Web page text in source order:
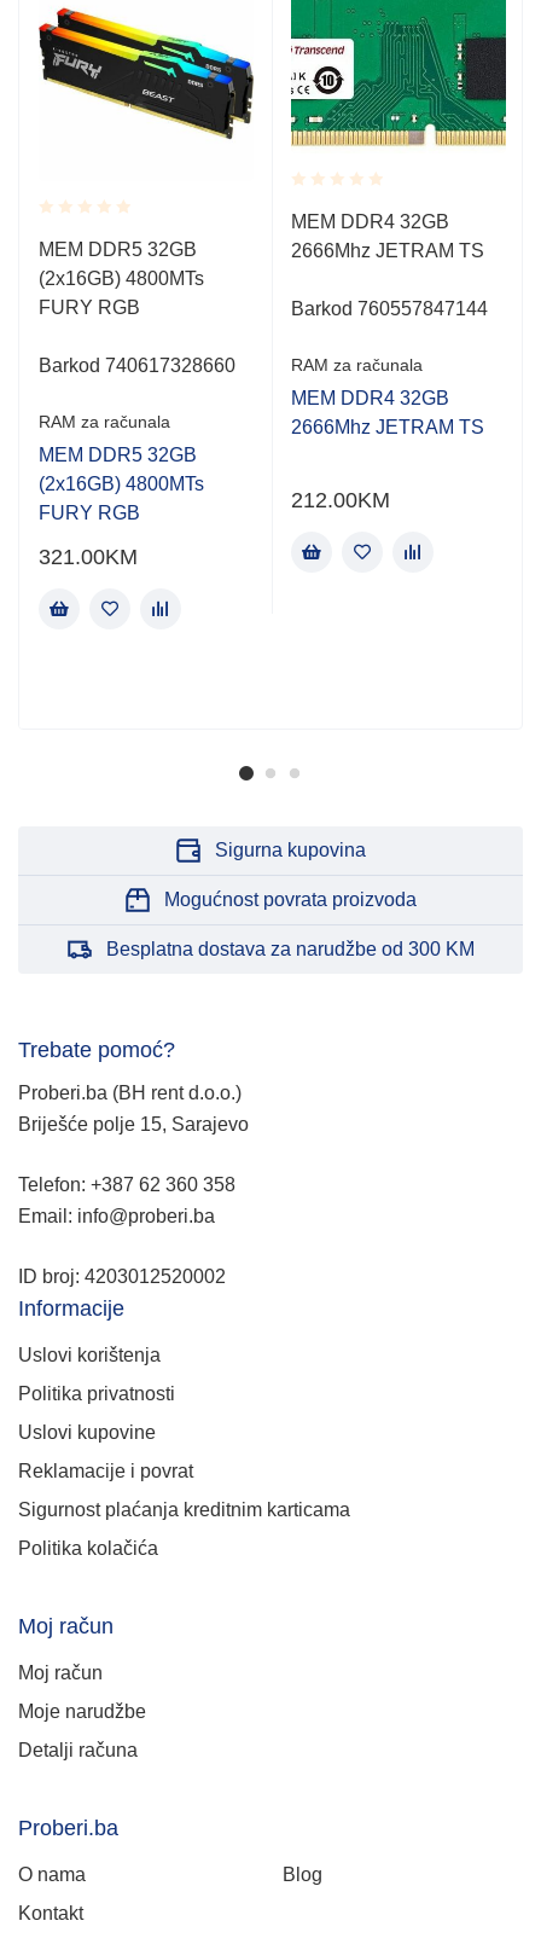
Rated
0.001
out
of
5
MEM DDR5 32GB
(2x16GB) 4800MTs
FURY RGB
Barkod 740617328660
RAM za računala
MEM DDR5 32GB
(2x16GB) 4800MTs
FURY RGB
321.00KM
Rated
0.001
out
MEM DDR4 32GB
2666Mhz JETRAM TS
Barkod 760557847144
RAM za računala
MEM DDR4 32GB
2666Mhz JETRAM TS
212.00KM
Sigurna kupovina
Mogućnost povrata proizvoda
Besplatna dostava za narudžbe od 300 KM
Trebate pomoć?
Proberi.ba (BH rent d.o.o.)
Briješće polje 15, Sarajevo
Telefon: +387 62 360 358
Email: info@proberi.ba
ID broj: 4203012520002
Informacije
Uslovi korištenja
Politika privatnosti
Uslovi kupovine
Reklamacije i povrat
Sigurnost plaćanja kreditnim karticama
Politika kolačića
Moj račun
Moj račun
Moje narudžbe
Detalji računa
Proberi.ba
O nama
Blog
Kontakt